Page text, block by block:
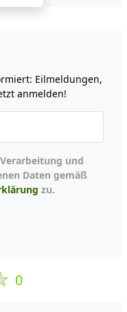
Eilmeldungen,
anmelden!
Daten gemäß
zu.
0